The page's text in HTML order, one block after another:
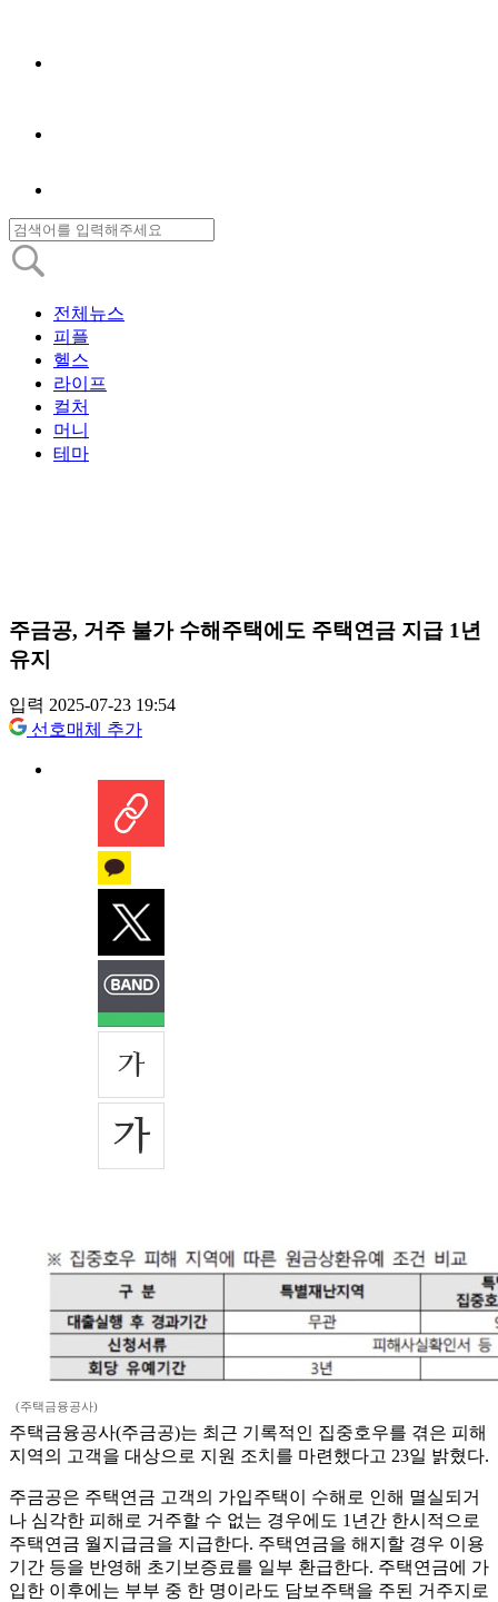
전체뉴스
피플
헬스
라이프
컬처
머니
테마
주금공, 거주 불가 수해주택에도 주택연금 지급 1년
유지
입력 2025-07-23 19:54
선호매체 추가
(주택금융공사)
주택금융공사(주금공)는 최근 기록적인 집중호우를 겪은 피해
지역의 고객을 대상으로 지원 조치를 마련했다고 23일 밝혔다.
주금공은 주택연금 고객의 가입주택이 수해로 인해 멸실되거
나 심각한 피해로 거주할 수 없는 경우에도 1년간 한시적으로
주택연금 월지급금을 지급한다. 주택연금을 해지할 경우 이용
기간 등을 반영해 초기보증료를 일부 환급한다. 주택연금에 가
입한 이후에는 부부 중 한 명이라도 담보주택을 주된 거주지로